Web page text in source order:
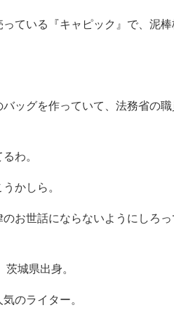
ている『キャピック』で、泥
ッグを作っていて、法務省の
わ。
かしら。
お世話にならないようにしろ
城県出身。
のライター。